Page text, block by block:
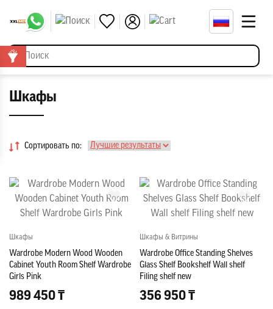
Шкафы
Сортировать по:
Шкафы
Wardrobe Modern Wood Wooden
Cabinet Youth Room Shelf Wardrobe
Girls Pink
989 450 ₸
Шкафы & Витрины
Wardrobe Office Standing Shelves
Glass Shelf Bookshelf Wall shelf
Filing shelf new
356 950 ₸